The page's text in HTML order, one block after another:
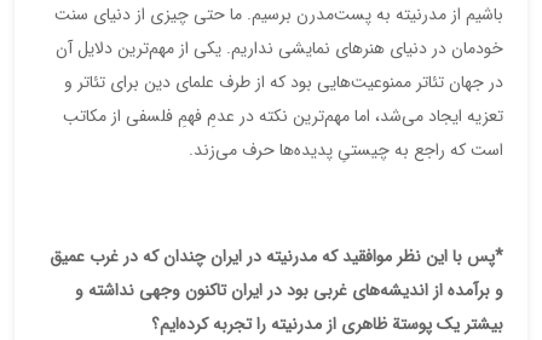
باشیم از مدرنیته به پست‌مدرن برسیم. ما حتی چیزی از دنیای سنت
خودمان در دنیای هنرهای نمایشی نداریم. یکی از مهم‌ترین دلایل آن
در جهان تئاتر ممنوعیت‌هایی بود که از طرف علمای دین برای تئاتر و
تعزیه ایجاد می‌شد، اما مهم‌ترین نکته در عدمِ فهمِ فلسفی از مکاتب
است که راجع به چیستیِ پدیده‌ها حرف می‌زند.
*پس با این نظر موافقید که مدرنیته در ایران چندان که در غرب عمیق
و برآمده از اندیشه‌های غربی بود در ایران تاکنون وجهی نداشته و
بیشتر یک پوستة ظاهری از مدرنیته را تجربه کرده‌ایم؟